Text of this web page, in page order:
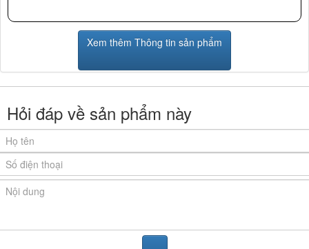
Xem thêm Thông tin sản phẩm
Hỏi đáp về sản phẩm này